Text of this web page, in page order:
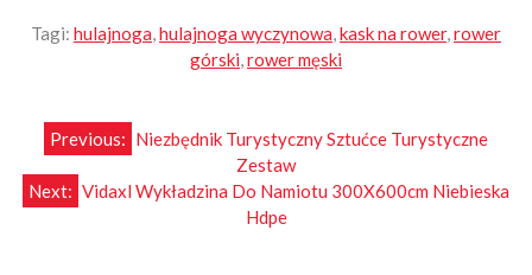
Tagi: hulajnoga hulajnoga wyczynowa kask na rower, rower
górski rower męski
Nawigacja
wpisu
Previous: Niezbędnik Turystyczny Sztućce Turystyczne
Zestaw
Next: Vidaxl Wykładzina Do Namiotu 300X600cm Niebieska
Hdpe